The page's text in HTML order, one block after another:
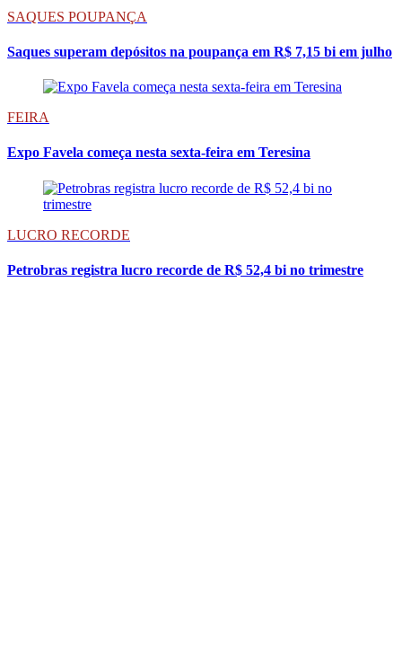
SAQUES POUPANÇA
Saques superam depósitos na poupança em R$ 7,15 bi em julho
FEIRA
Expo Favela começa nesta sexta-feira em Teresina
LUCRO RECORDE
Petrobras registra lucro recorde de R$ 52,4 bi no trimestre